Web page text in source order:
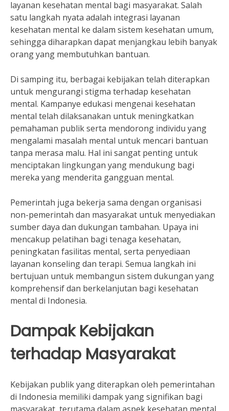
layanan kesehatan mental bagi masyarakat. Salah
satu langkah nyata adalah integrasi layanan
kesehatan mental ke dalam sistem kesehatan umum,
sehingga diharapkan dapat menjangkau lebih banyak
orang yang membutuhkan bantuan.
Di samping itu, berbagai kebijakan telah diterapkan
untuk mengurangi stigma terhadap kesehatan
mental. Kampanye edukasi mengenai kesehatan
mental telah dilaksanakan untuk meningkatkan
pemahaman publik serta mendorong individu yang
mengalami masalah mental untuk mencari bantuan
tanpa merasa malu. Hal ini sangat penting untuk
menciptakan lingkungan yang mendukung bagi
mereka yang menderita gangguan mental.
Pemerintah juga bekerja sama dengan organisasi
non-pemerintah dan masyarakat untuk menyediakan
sumber daya dan dukungan tambahan. Upaya ini
mencakup pelatihan bagi tenaga kesehatan,
peningkatan fasilitas mental, serta penyediaan
layanan konseling dan terapi. Semua langkah ini
bertujuan untuk membangun sistem dukungan yang
komprehensif dan berkelanjutan bagi kesehatan
mental di Indonesia.
Dampak Kebijakan
terhadap Masyarakat
Kebijakan publik yang diterapkan oleh pemerintahan
di Indonesia memiliki dampak yang signifikan bagi